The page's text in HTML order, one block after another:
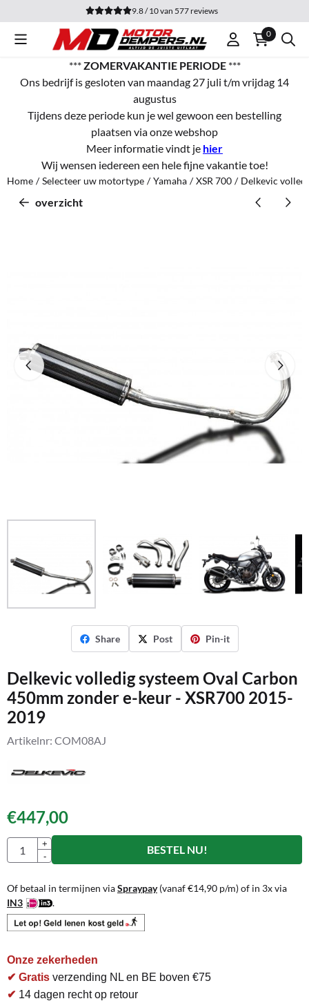
Cookievoorkeuren zijn momenteel gesloten.
9.8 / 10van 577reviews
0
***ZOMERVAKANTIE PERIODE***
Ons bedrijf is gesloten van maandag 27 juli t/m vrijdag 14
augustus
Tijdens deze periode kun je wel gewoon een bestelling
plaatsen via onze webshop
Meer informatie vindt je hier
Wij wensen iedereen een hele fijne vakantie toe!
Home / Selecteer uw motortype / Yamaha / XSR 700 / Delkevic
overzicht
Share Post Pin-it
Delkevic volledig systeem Oval Carbon
450mm zonder e-keur - XSR700 2015-
2019
Artikelnr: COM08AJ
€447,00
Aantal
+
-
BESTEL NU!
Of betaal in termijnen viaSpraypay(vanaf€14,90 p/m) of in 3x via
IN3
.
Onze zekerheden
✔ Gratis verzending NL en BE boven €75
✔ 14 dagen recht op retour